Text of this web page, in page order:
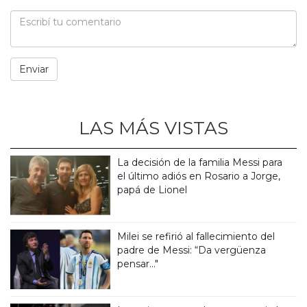
LAS MÁS VISTAS
La decisión de la familia Messi para
el último adiós en Rosario a Jorge,
papá de Lionel
Milei se refirió al fallecimiento del
padre de Messi: “Da vergüenza
pensar..."